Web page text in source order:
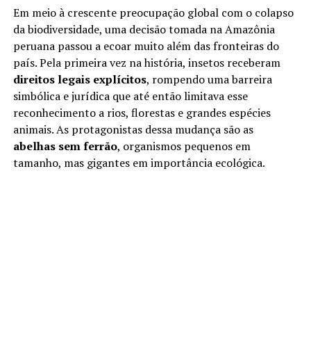
Em meio à crescente preocupação global com o colapso
da biodiversidade, uma decisão tomada na Amazônia
peruana passou a ecoar muito além das fronteiras do
país. Pela primeira vez na história, insetos receberam
direitos legais explícitos, rompendo uma barreira
simbólica e jurídica que até então limitava esse
reconhecimento a rios, florestas e grandes espécies
animais. As protagonistas dessa mudança são as
abelhas sem ferrão, organismos pequenos em
tamanho, mas gigantes em importância ecológica.